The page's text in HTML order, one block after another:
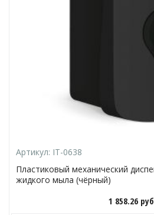
Артикул: IT-0638
Пластиковый механический
жидкого мыла (чёрный)
1 858.26